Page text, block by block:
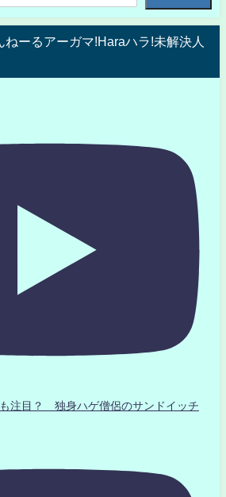
ねーるアーガマ!Haraハラ!未解決人
注目？ 独身ハゲ僧侶のサンドイッチ